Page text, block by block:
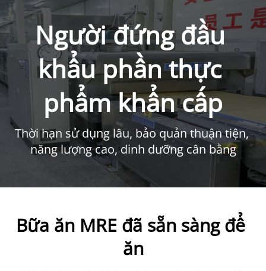
Người đứng đầu
khẩu phần thực
phẩm khẩn cấp
Thời hạn sử dụng lâu, bảo quản thuận tiện,
năng lượng cao, dinh dưỡng cân bằng
Bữa ăn MRE đã sẵn sàng để
ăn